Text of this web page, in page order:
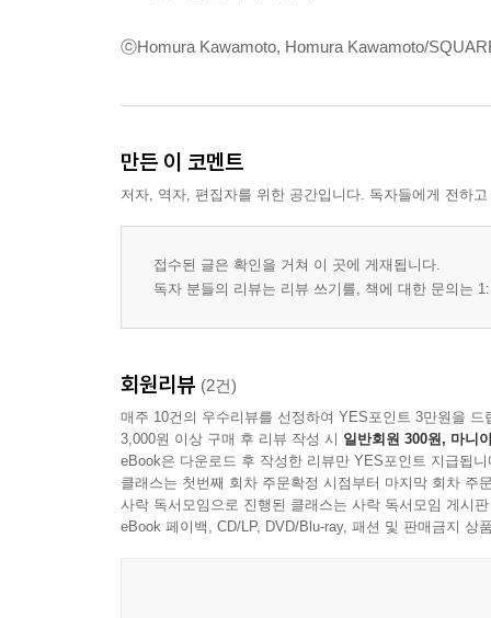
ⓒHomura Kawamoto, Homura Kawamoto/
만든 이 코멘트
저자, 역자, 편집자를 위한 공간입니다. 독자들에게 전하
접수된 글은 확인을 거쳐 이 곳에 게재됩니다.
독자 분들의 리뷰는 리뷰 쓰기를, 책에 대한 문의는
회원리뷰 (2건)
매주 10건의 우수리뷰를 선정하여 YES포인트 3만원을 드
3,000원 이상 구매 후 리뷰 작성 시 일반회원 300원, 마니
eBook은 다운로드 후 작성한 리뷰만 YES포인트 지급됩니
클래스는 첫번째 회차 주문확정 시점부터 마지막 회차 주
사락 독서모임으로 진행된 클래스는 사락 독서모임 게시
eBook 페이백, CD/LP, DVD/Blu-ray, 패션 및 판매금지 상